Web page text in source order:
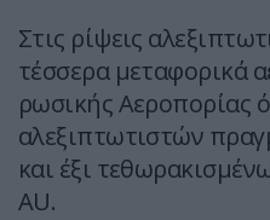
Στις ρίψεις
τέσσερα μεταφορικά
ρωσικής Αεροπορίας
αλεξιπτωτιστών
και έξι
AU.